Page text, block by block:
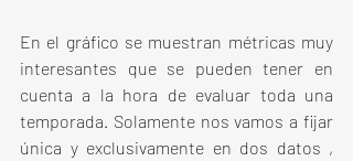
En el gráfico se muestran métricas muy
interesantes que se pueden tener en
cuenta a la hora de evaluar toda una
temporada. Solamente nos vamos a fijar
única y exclusivamente en dos datos ,